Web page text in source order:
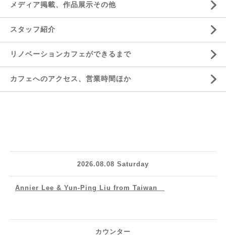
メディア掲載、作品展示その他
スタッフ紹介
リノベーションカフェができるまで
カフェへのアクセス、営業時間ほか
2026.08.08 Saturday
Annier Lee & Yun-Ping Liu from Taiwan
カウンター